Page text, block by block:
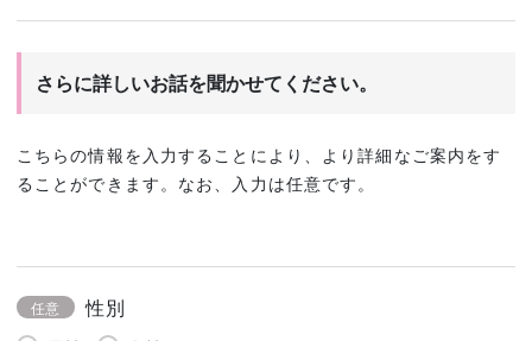
さらに詳しいお話を聞かせてください。
こちらの情報を入力することにより、より詳細なご案内をす
ることができます。なお、入力は任意です。
任意 性別